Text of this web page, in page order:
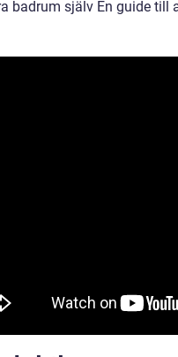
badrum själv En guide